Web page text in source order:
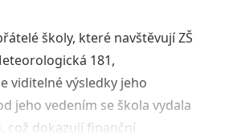
školy, které navštěvují ZŠ
181,
viditelné výsledky jeho
jeho vedením se škola vydala
což dokazují finanční